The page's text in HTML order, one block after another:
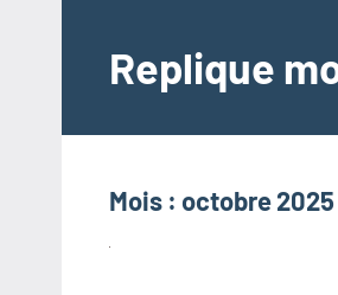
contenuReplique
Mois : octobre 2025